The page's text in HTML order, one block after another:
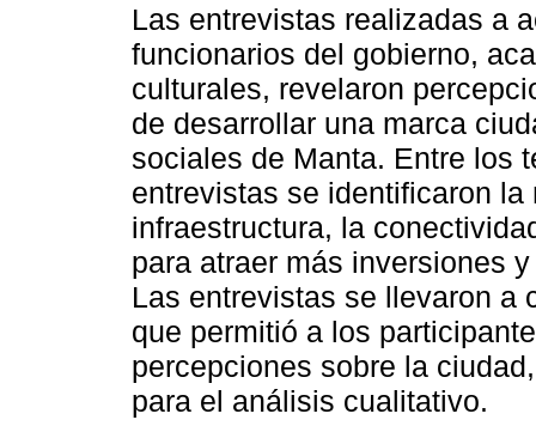
Las entrevistas realizadas a
funcionarios del gobierno,
culturales, revelaron
de desarrollar una marca
sociales de Manta. Entre los
entrevistas se identificaron
infraestructura, la
para atraer más inversiones
Las entrevistas se llevaron a
que permitió a los
percepciones sobre la
para el análisis cualitativo.